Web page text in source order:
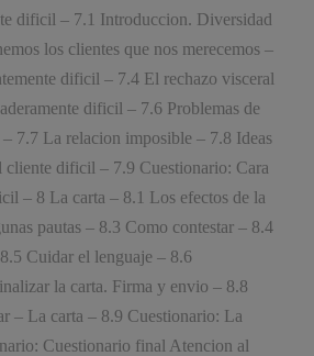
dificil – 7.1 Introduccion. Diversidad
los clientes que nos merecemos –
dificil – 7.4 El rechazo visceral
dificil – 7.6 Problemas de
– 7.7 La relacion imposible – 7.8 Ideas
cliente dificil – 7.9 Cuestionario: Cara
– 8 La carta – 8.1 Los efectos de la
pautas – 8.3 Como contestar – 8.4
Cuidar el lenguaje – 8.6
la carta. Firma y envio – 8.8
– La carta – 8.9 Cuestionario: La
Cuestionario final Atencion al